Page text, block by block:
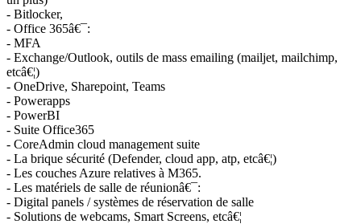
- Bitlocker,
- Office 365â€¯:
- MFA
- Exchange/Outlook, outils de mass emailing (mailjet, mailchimp,
etcâ€¦)
- OneDrive, Sharepoint, Teams
- Powerapps
- PowerBI
- Suite Office365
- CoreAdmin cloud management suite
- La brique sécurité (Defender, cloud app, atp, etcâ€¦)
- Les couches Azure relatives à M365.
- Les matériels de salle de réunionâ€¯:
- Digital panels / systèmes de réservation de salle
- Solutions de webcams, Smart Screens, etcâ€¦